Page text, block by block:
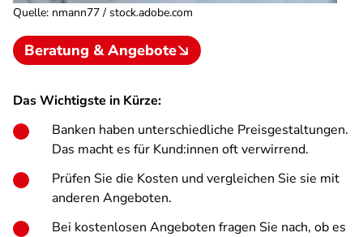
Quelle: nmann77 / stock.adobe.com
Beratung & Angebote
Das Wichtigste in Kürze:
Banken haben unterschiedliche Preisgestaltungen.
Das macht es für Kund:innen oft verwirrend.
Prüfen Sie die Kosten und vergleichen Sie sie mit
anderen Angeboten.
Bei kostenlosen Angeboten fragen Sie nach, ob es